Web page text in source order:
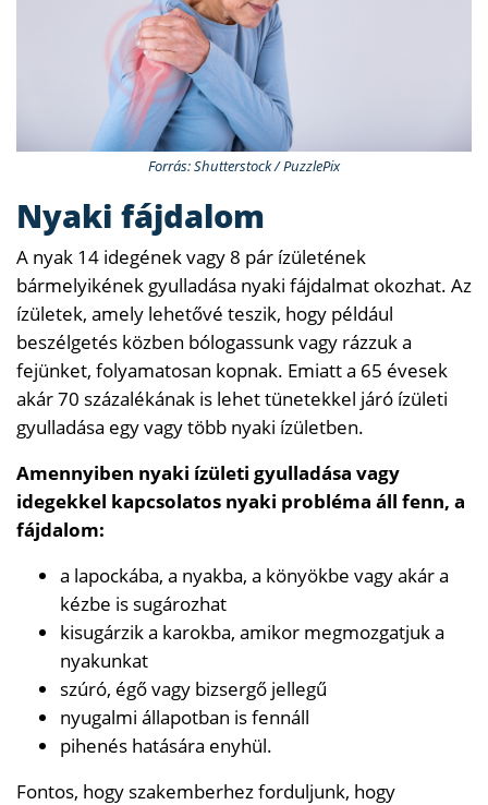
Forrás: Shutterstock / PuzzlePix
Nyaki fájdalom
A nyak 14 idegének vagy 8 pár ízületének
bármelyikének gyulladása nyaki fájdalmat okozhat. Az
ízületek, amely lehetővé teszik, hogy például
beszélgetés közben bólogassunk vagy rázzuk a
fejünket, folyamatosan kopnak. Emiatt a 65 évesek
akár 70 százalékának is lehet tünetekkel járó ízületi
gyulladása egy vagy több nyaki ízületben.
Amennyiben nyaki ízületi gyulladása vagy
idegekkel kapcsolatos nyaki probléma áll fenn, a
fájdalom:
a lapockába, a nyakba, a könyökbe vagy akár a
kézbe is sugározhat
kisugárzik a karokba, amikor megmozgatjuk a
nyakunkat
szúró, égő vagy bizsergő jellegű
nyugalmi állapotban is fennáll
pihenés hatására enyhül.
Fontos, hogy szakemberhez forduljunk, hogy